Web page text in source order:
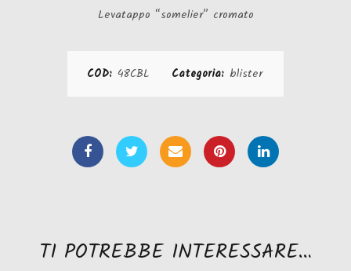
Levatappo “somelier” cromato
COD: 48CBL Categoria: blister
TI POTREBBE INTERESSARE…